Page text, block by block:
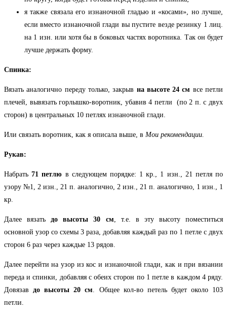
я также связала его изнаночной гладью и «косами», но лучше,
если вместо изнаночной глади вы пустите везде резинку 1 лиц.
на 1 изн. или хотя бы в боковых частях воротника. Так он будет
лучше держать форму.
Спинка:
Вязать аналогично переду только, закрыв на высоте 24 см все петли
плечей, вывязать горлышко-воротник, убавив 4 петли (по 2 п. с двух
сторон) в центральных 10 петлях изнаночной глади.
Или связать воротник, как я описала выше, в Мои рекомендации.
Рукав:
Набрать71 петлю в следующем порядке: 1 кр., 1 изн., 21 петля по
узору №1, 2 изн., 21 п. аналогично, 2 изн., 21 п. аналогично, 1 изн., 1
кр.
Далее вязатьдо высоты 30 см, т.е. в эту высоту поместиться
основной узор со схемы 3 раза, добавляя каждый раз по 1 петле с двух
сторон 6 раз через каждые 13 рядов.
Далее перейти на узор из кос и изнаночной глади, как и при вязании
переда и спинки, добавляя с обеих сторон по 1 петле в каждом 4 ряду.
Довязавдо высоты 20 см. Общее кол-во петель будет около 103
петли.